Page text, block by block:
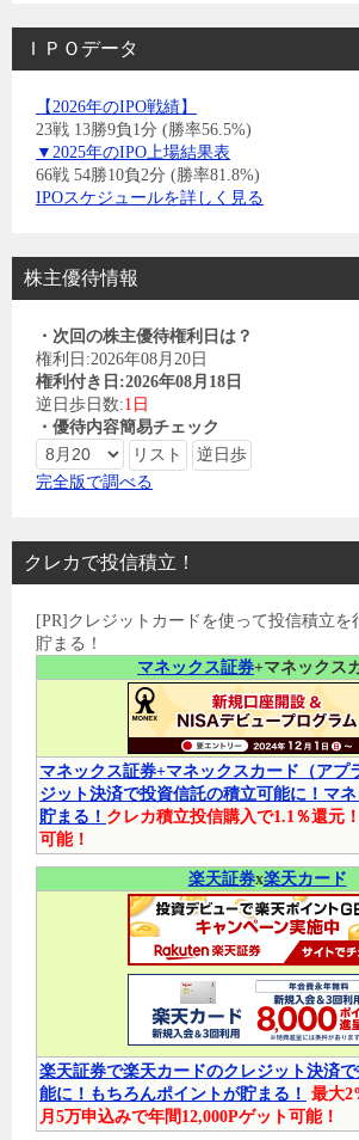
ＩＰＯデータ
【2026年のIPO戦績】
23戦 13勝9負1分 (勝率56.5%)
▼2025年のIPO上場結果表
66戦 54勝10負2分 (勝率81.8%)
IPOスケジュールを詳しく見る
株主優待情報
・次回の株主優待権利日は？
権利日:2026年08月20日
権利付き日:2026年08月18日
逆日歩日数:1日
・優待内容簡易チェック
完全版で調べる
クレカで投信積立！
[PR]クレジットカードを使って投信積立を
貯まる！
マネックス証券+マネックス
マネックス証券+マネックスカード（アプ
ジット決済で投資信託の積立可能に！マ
貯まる！ クレカ積立投信購入で1.1％還元
可能！
楽天証券x楽天カード
楽天証券で楽天カードのクレジット決済
能に！もちろんポイントが貯まる！ 最大
月5万申込みで年間12,000Pゲット可能！